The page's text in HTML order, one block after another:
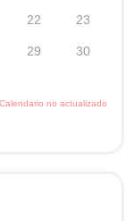
una terraza y a
; en el
comer , leer o